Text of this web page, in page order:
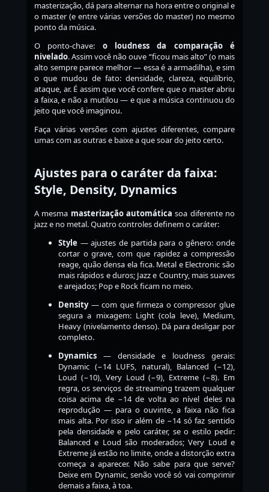
masterização, dá para alternar na hora entre o original e
o master (e entre várias versões do master) no mesmo
ponto da música.
O ponto-chave: o loudness da comparação é
nivelado. Assim você não ouve “ficou mais alto” (o mais
alto sempre parece melhor — essa é a armadilha), e sim
o que mudou de fato: densidade, clareza, equilíbrio,
ataque, ar. É assim que você confere que o master abriu
a faixa, e não a mutilou — e que a música continuou do
jeito que você imaginou.
Faça várias versões com ajustes diferentes, compare
umas com as outras e baixe a que soar do jeito certo.
Ajustes para o caráter da faixa:
Style, Density, Dynamics
A mesma masterização automática soa diferente no
jazz e no metal. Quatro controles definem o caráter:
Style — ajustes de partida para o gênero: onde
cortar o grave, com que rapidez a compressão
reage, quão densa ela fica. Metal e Electronic são
mais rápidos e duros; Jazz e Country, mais suaves
e arejados; Pop e Rock ficam no meio.
Density— com que firmeza o compressor glue
segura a mixagem: Light (cola leve), Medium,
Heavy (nivelamento denso). Dá para desligar por
completo.
Dynamics — densidade e loudness gerais:
Dynamic (−14 LUFS, natural), Balanced (−12),
Loud (−10), Very Loud (−9), Extreme (−8). Em
regra, os serviços de streaming trazem qualquer
coisa acima de −14 de volta ao nível deles na
reprodução — para o ouvinte, a faixa não fica
mais alta. Por isso ir além de −14 só faz sentido
pela densidade e pelo caráter, se o estilo pedir:
Balanced e Loud são moderados; Very Loud e
Extreme já estão no limite, onde a distorção extra
começa a aparecer. Não sabe para que serve?
Deixe em Dynamic, senão você só vai comprimir
demais a faixa, à toa.